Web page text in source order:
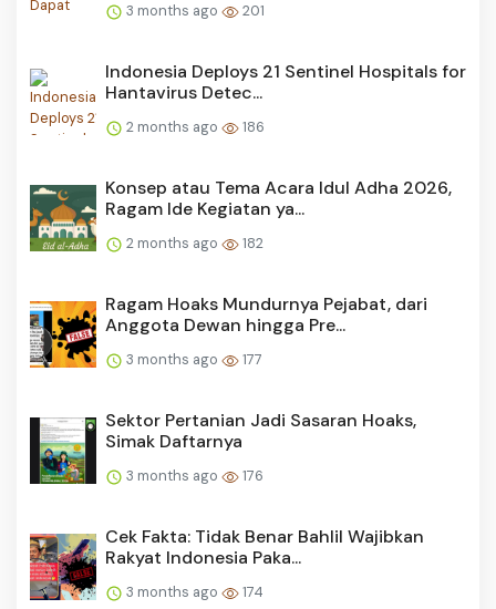
3 months ago 201
Indonesia Deploys 21 Sentinel Hospitals for
Hantavirus Detec...
2 months ago 186
Konsep atau Tema Acara Idul Adha 2026,
Ragam Ide Kegiatan ya...
2 months ago 182
Ragam Hoaks Mundurnya Pejabat, dari
Anggota Dewan hingga Pre...
3 months ago 177
Sektor Pertanian Jadi Sasaran Hoaks,
Simak Daftarnya
3 months ago 176
Cek Fakta: Tidak Benar Bahlil Wajibkan
Rakyat Indonesia Paka...
3 months ago 174